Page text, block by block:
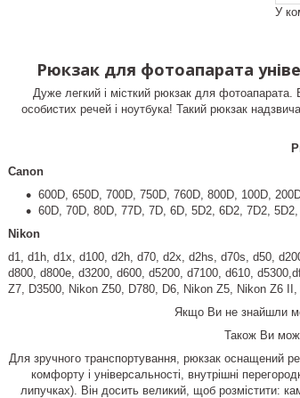
У
Рюкзак для фотоапарата
Дуже легкий і місткий рюкзак для фотоапарата.
особистих речей і ноутбука! Такий рюкзак
Canon
600D, 650D, 700D, 750D, 760D, 800D, 100D,
60D, 70D, 80D, 77D, 7D, 6D, 5D2, 6D2, 7D2,
Nikon
d1, d1h, d1x, d100, d2h, d70, d2x, d2hs, d70s, d50,
d800, d800e, d3200, d600, d5200, d7100, d610,
Z7, D3500, Nikon Z50, D780, D6, Nikon Z5, Nikon Z6
Якщо Ви не знайшли
Також Ви
Для зручного транспортування, рюкзак оснащений
комфорту і універсальності, внутрішні
липучках). Він досить великий, щоб розмістити: